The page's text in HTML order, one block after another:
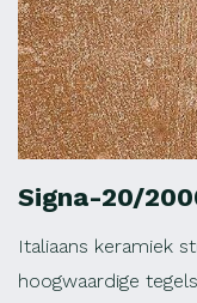
Signa-20/
Italiaans keramiek
hoogwaardige